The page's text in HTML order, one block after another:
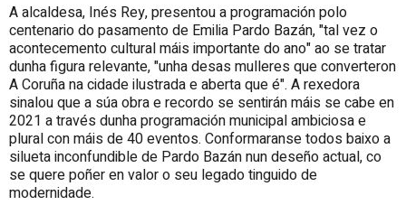
A alcaldesa, Inés Rey, presentou a programación polo
centenario do pasamento de Emilia Pardo Bazán, "tal vez o
acontecemento cultural máis importante do ano" ao se tratar
dunha figura relevante, "unha desas mulleres que converteron
A Coruña na cidade ilustrada e aberta que é". A rexedora
sinalou que a súa obra e recordo se sentirán máis se cabe en
2021 a través dunha programación municipal ambiciosa e
plural con máis de 40 eventos. Conformaranse todos baixo a
silueta inconfundible de Pardo Bazán nun deseño actual, co
se quere poñer en valor o seu legado tinguido de
modernidade.